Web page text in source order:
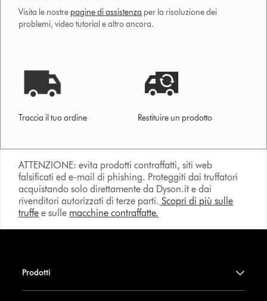
Visita le nostre pagine di assistenza per la risoluzione dei
problemi, video tutorial e altro ancora.
Traccia il tuo ordine Restituire un prodotto
ATTENZIONE: evita prodotti contraffatti, siti web
falsificati ed e-mail di phishing. Proteggiti dai truffatori
acquistando solo direttamente da Dyson.it e dai
rivenditori autorizzati di terze parti. Scopri di più sulle
truffe e sulle macchine contraffatte.
Prodotti